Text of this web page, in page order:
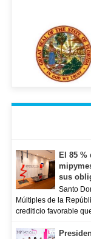
El 85 %
sus
Santo
Múltiples de la
crediticio favorable que